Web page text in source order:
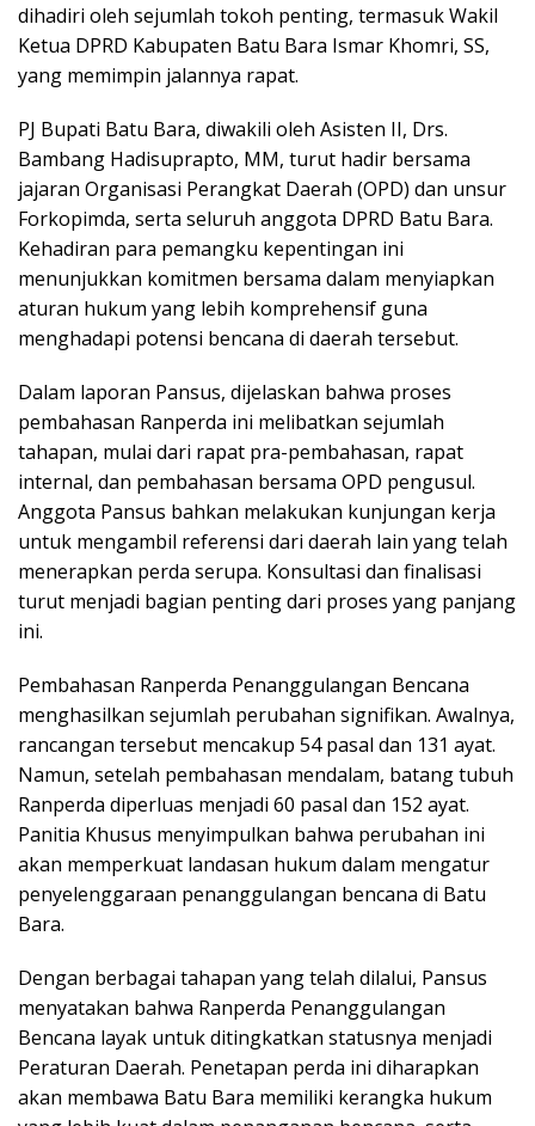
dihadiri oleh sejumlah tokoh penting, termasuk Wakil
Ketua DPRD Kabupaten Batu Bara Ismar Khomri, SS,
yang memimpin jalannya rapat.
PJ Bupati Batu Bara, diwakili oleh Asisten II, Drs.
Bambang Hadisuprapto, MM, turut hadir bersama
jajaran Organisasi Perangkat Daerah (OPD) dan unsur
Forkopimda, serta seluruh anggota DPRD Batu Bara.
Kehadiran para pemangku kepentingan ini
menunjukkan komitmen bersama dalam menyiapkan
aturan hukum yang lebih komprehensif guna
menghadapi potensi bencana di daerah tersebut.
Dalam laporan Pansus, dijelaskan bahwa proses
pembahasan Ranperda ini melibatkan sejumlah
tahapan, mulai dari rapat pra-pembahasan, rapat
internal, dan pembahasan bersama OPD pengusul.
Anggota Pansus bahkan melakukan kunjungan kerja
untuk mengambil referensi dari daerah lain yang telah
menerapkan perda serupa. Konsultasi dan finalisasi
turut menjadi bagian penting dari proses yang panjang
ini.
Pembahasan Ranperda Penanggulangan Bencana
menghasilkan sejumlah perubahan signifikan. Awalnya,
rancangan tersebut mencakup 54 pasal dan 131 ayat.
Namun, setelah pembahasan mendalam, batang tubuh
Ranperda diperluas menjadi 60 pasal dan 152 ayat.
Panitia Khusus menyimpulkan bahwa perubahan ini
akan memperkuat landasan hukum dalam mengatur
penyelenggaraan penanggulangan bencana di Batu
Bara.
Dengan berbagai tahapan yang telah dilalui, Pansus
menyatakan bahwa Ranperda Penanggulangan
Bencana layak untuk ditingkatkan statusnya menjadi
Peraturan Daerah. Penetapan perda ini diharapkan
akan membawa Batu Bara memiliki kerangka hukum